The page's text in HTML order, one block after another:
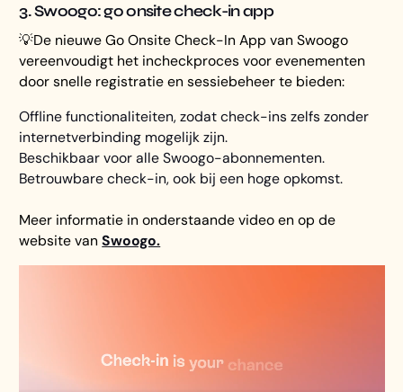
3. Swoogo: go onsite check-in app
💡De nieuwe Go Onsite Check-In App van Swoogo
vereenvoudigt het incheckproces voor evenementen
door snelle registratie en sessiebeheer te bieden:
Offline functionaliteiten, zodat check-ins zelfs zonder
internetverbinding mogelijk zijn.
Beschikbaar voor alle Swoogo-abonnementen.
Betrouwbare check-in, ook bij een hoge opkomst.
Meer informatie in onderstaande video en op de
website vanSwoogo.